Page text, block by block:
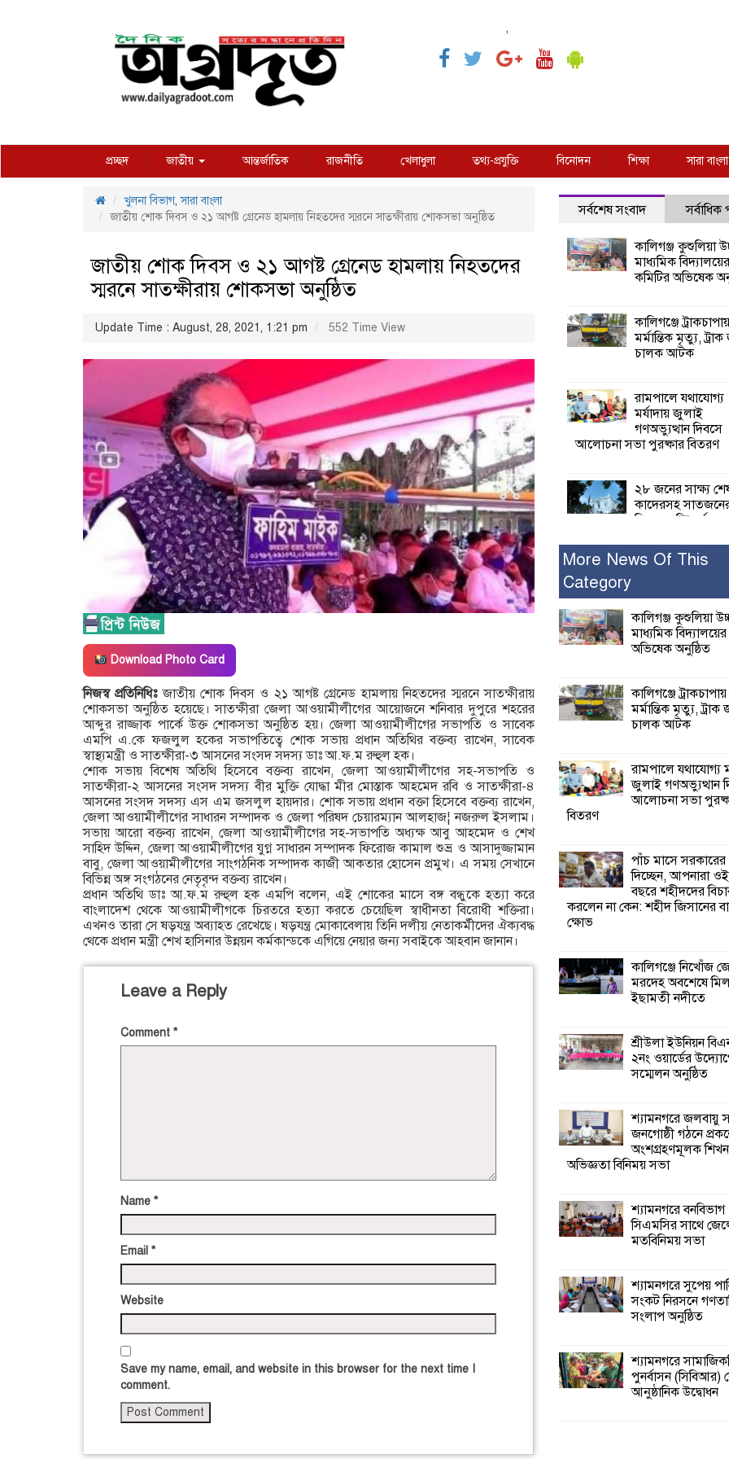
,
প্রচ্ছদ জাতীয় আন্তর্জাতিক রাজনীতি খেলাধুলা তথ্য-প্রযুক্তি বিনোদন শিক্ষা সারা বাংলা
খুলনা বিভাগ,সারা বাংলা
জাতীয় শোক দিবস ও ২১ আগষ্ট গ্রেনেড হামলায় নিহতদের স্মরনে সাতক্ষীরায় শোকসভা অনুষ্ঠিত
জাতীয় শোক দিবস ও ২১ আগষ্ট গ্রেনেড হামলায় নিহতদের
স্মরনে সাতক্ষীরায় শোকসভা অনুষ্ঠিত
Update Time : August, 28, 2021, 1:21 pm 552 Time View
Download Photo Card
নিজস্ব প্রতিনিধিঃজাতীয় শোক দিবস ও ২১ আগষ্ট গ্রেনেড হামলায় নিহতদের স্মরনে সাতক্ষীরায়
শোকসভা অনুষ্ঠিত হয়েছে। সাতক্ষীরা জেলা আওয়ামীলীগের আয়োজনে শনিবার দুপুরে শহরের
আব্দুর রাজ্জাক পার্কে উক্ত শোকসভা অনুষ্ঠিত হয়। জেলা আওয়ামীলীগের সভাপতি ও সাবেক
এমপি এ.কে ফজলুল হকের সভাপতিত্বে শোক সভায় প্রধান অতিথির বক্তব্য রাখেন, সাবেক
স্বাস্থ্যমন্ত্রী ও সাতক্ষীরা-৩ আসনের সংসদ সদস্য ডাঃ আ.ফ.ম রুহুল হক।
শোক সভায় বিশেষ অতিথি হিসেবে বক্তব্য রাখেন, জেলা আওয়ামীলীগের সহ-সভাপতি ও
সাতক্ষীরা-২ আসনের সংসদ সদস্য বীর মুক্তি যোদ্ধা মীর মোস্তাক আহমেদ রবি ও সাতক্ষীরা-৪
আসনের সংসদ সদস্য এস এম জসলুল হায়দার। শোক সভায় প্রধান বক্তা হিসেবে বক্তব্য রাখেন,
জেলা আওয়ামীলীগের সাধারন সম্পাদক ও জেলা পরিষদ চেয়ারম্যান আলহাজ¦ নজরুল ইসলাম।
সভায় আরো বক্তব্য রাখেন, জেলা আওয়ামীলীগের সহ-সভাপতি অধ্যক্ষ আবু আহমেদ ও শেখ
সাহিদ উদ্দিন, জেলা আওয়ামীলীগের যুগ্ন সাধারন সম্পাদক ফিরোজ কামাল শুভ্র ও আসাদুজ্জামান
বাবু, জেলা আওয়ামীলীগের সাংগঠনিক সম্পাদক কাজী আকতার হোসেন প্রমুখ। এ সময় সেখানে
বিভিন্ন অঙ্গ সংগঠনের নেতৃবৃন্দ বক্তব্য রাখেন।
প্রধান অতিথি ডাঃ আ.ফ.ম রুহুল হক এমপি বলেন, এই শোকের মাসে বঙ্গ বন্ধুকে হত্যা করে
বাংলাদেশ থেকে আওয়ামীলীগকে চিরতরে হত্যা করতে চেয়েছিল স্বাধীনতা বিরোধী শক্তিরা।
এখনও তারা সে ষড়যন্ত্র অব্যাহত রেখেছে। ষড়যন্ত্র মোকাবেলায় তিনি দলীয় নেতাকর্মীদের ঐক্যবদ্ধ
থেকে প্রধান মন্ত্রী শেখ হাসিনার উন্নয়ন কর্মকান্ডকে এগিয়ে নেয়ার জন্য সবাইকে আহবান জানান।
Leave a Reply
Comment *
Name *
Email *
Website
Save my name, email, and website in this browser for the next time I
comment.
সর্বশেষ সংবাদ সর্বাধিক
কালিগঞ্জ কুশুলিয়া
মাধ্যমিক বিদ্যালয়ের
কমিটির অভিষেক
কালিগঞ্জে
মর্মান্তিক মৃত্যু,
চালক আটক
রামপালে যথাযোগ্য
মর্যাদায় জুলাই
গণঅভ্যুত্থান দিবসে
আলোচনা সভা পুরষ্কার বিতরণ
২৮ জনের সাক্ষ্য
কাদেরসহ
বিরুদ্ধে যুক্তিতর্ক
ক্ষতি করেছে
নুরুল হক নুর
পাঁচ মাসে সরকারের
বছরে শহীদদের
করলেন না কেন: শহীদ জিসানের
ক্ষোভ
কালিগঞ্জে নিখোঁজ
মরদেহ অবশেষে
ইছামতী নদীতে
২নং ওয়ার্ডের
কর্মী সম্মেলন
শ্যামনগরে জলবায়ু
শিখন ও অভিজ্ঞতা বিনিময় সভা
শ্যামনগরে বনবিভাগ
মতবিনিময় সভা
More News Of This
Category
কালিগঞ্জ কুশুলিয়া
মাধ্যমিক
অভিষেক অনুষ্ঠিত
কালিগঞ্জে
মর্মান্তিক মৃত্যু, ট্রাক
চালক আটক
রামপালে যথাযোগ্য
জুলাই গণঅভ্যুত্থান
আলোচনা সভা
বিতরণ
পাঁচ মাসে
দিচ্ছেন, আপনারা
বছরে শহীদদের
করলেন না কেন: শহীদ জিসানের
ক্ষোভ
কালিগঞ্জে নিখোঁজ
মরদেহ অবশেষে
ইছামতী নদীতে
শ্রীউলা ইউনিয়ন
২নং ওয়ার্ডের
সম্মেলন অনুষ্ঠিত
শ্যামনগরে জলবায়ু
জনগোষ্ঠী গঠনে
অংশগ্রহণমূলক
অভিজ্ঞতা বিনিময় সভা
শ্যামনগরে
সিএমসির সাথে
মতবিনিময় সভা
শ্যামনগরে সুপেয়
সংকট নিরসনে
সংলাপ অনুষ্ঠিত
শ্যামনগরে
পুনর্বাসন (সিবিআর)
আনুষ্ঠানিক উদ্বোধন